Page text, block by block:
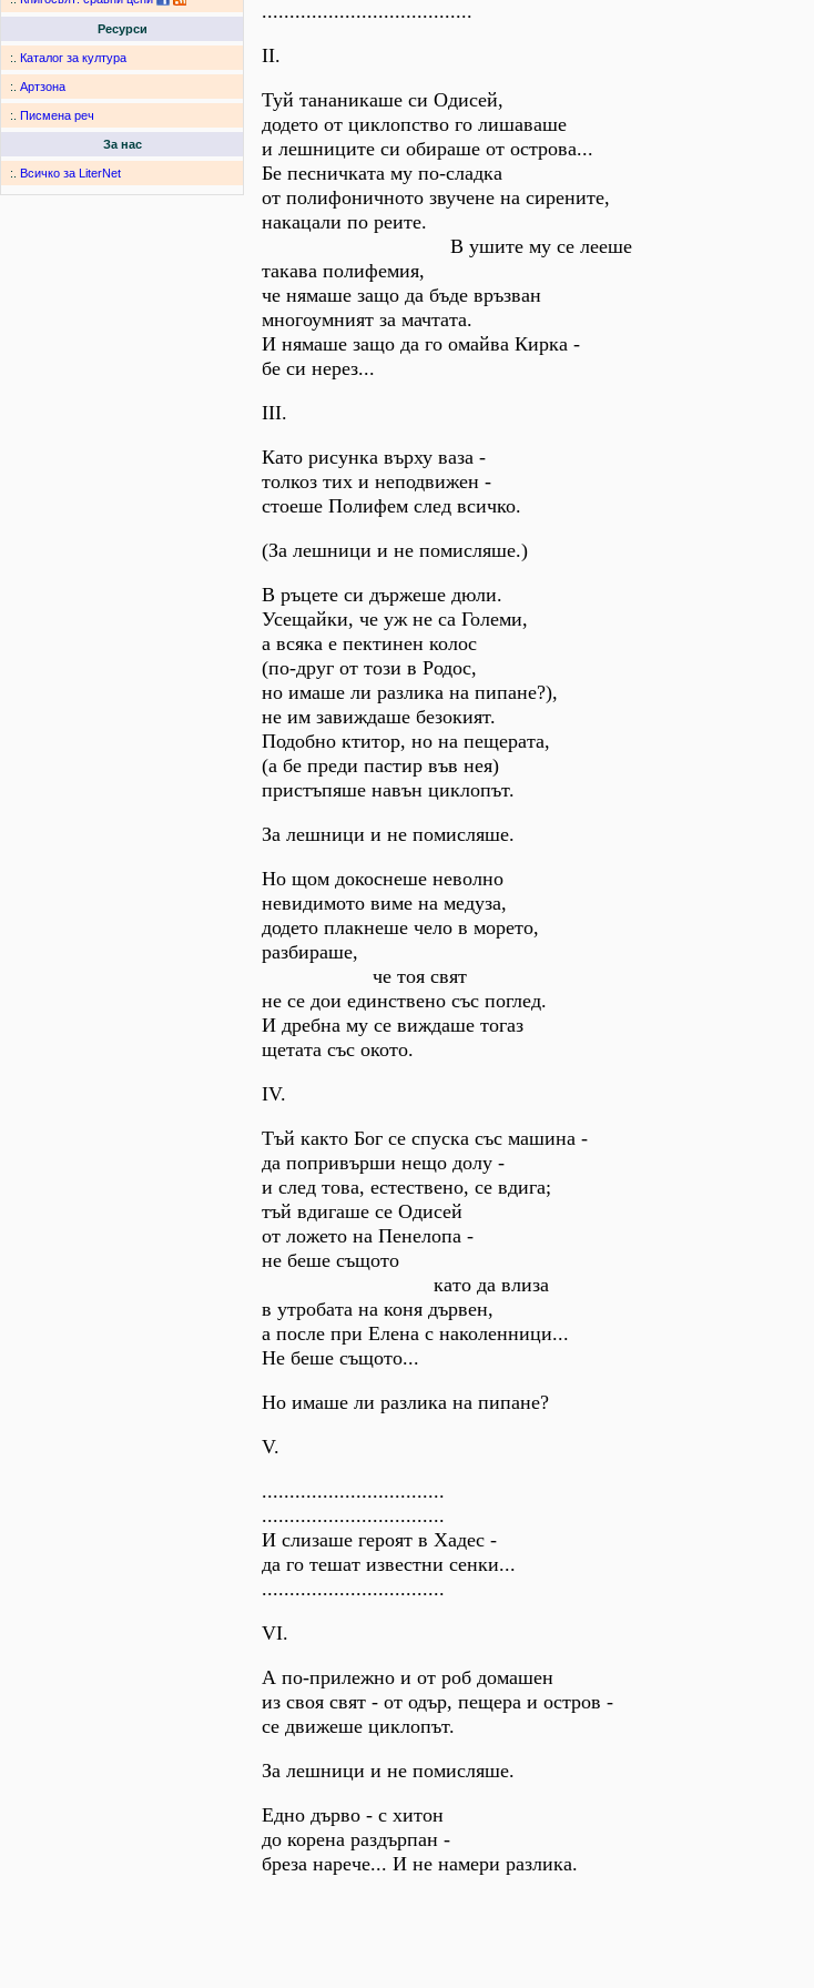
Ресурси
:. Каталог за култура
:. Артзона
:. Писмена реч
За нас
:. Всичко за LiterNet
......................................
II.
Туй тананикаше си Одисей,
додето от циклопство го лишаваше
и лешниците си обираше от острова...
Бе песничката му по-сладка
от полифоничното звучене на сирените,
накацали по реите.
В ушите му се лееше
такава полифемия,
че нямаше защо да бъде връзван
многоумният за мачтата.
И нямаше защо да го омайва Кирка -
бе си нерез...
III.
Като рисунка върху ваза -
толкоз тих и неподвижен -
стоеше Полифем след всичко.
(За лешници и не помисляше.)
В ръцете си държеше дюли.
Усещайки, че уж не са Големи,
а всяка е пектинен колос
(по-друг от този в Родос,
но имаше ли разлика на пипане?),
не им завиждаше безокият.
Подобно ктитор, но на пещерата,
(а бе преди пастир във нея)
пристъпяше навън циклопът.
За лешници и не помисляше.
Но щом докоснеше неволно
невидимото виме на медуза,
додето плакнеше чело в морето,
разбираше,
че тоя свят
не се дои единствено със поглед.
И дребна му се виждаше тогаз
щетата със окото.
IV.
Тъй както Бог се спуска със машина -
да попривърши нещо долу -
и след това, естествено, се вдига;
тъй вдигаше се Одисей
от ложето на Пенелопа -
не беше същото
като да влиза
в утробата на коня дървен,
а после при Елена с наколенници...
Не беше същото...
Но имаше ли разлика на пипане?
V.
.................................
.................................
И слизаше героят в Хадес -
да го тешат известни сенки...
.................................
VI.
А по-прилежно и от роб домашен
из своя свят - от одър, пещера и остров -
се движеше циклопът.
За лешници и не помисляше.
Едно дърво - с хитон
до корена раздърпан -
бреза нарече... И не намери разлика.